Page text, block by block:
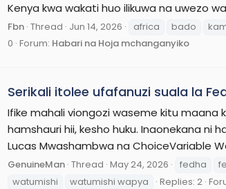
Kenya kwa wakati huo ilikuwa na uwezo
Fbn Thread Jun 14, 2026 africa bado
0 Forum: Habari na Hoja mchanganyiko
Serikali itolee ufafanuzi suala la
Ifike mahali viongozi waseme kitu maana
hamshauri hii, kesho huku. Inaonekana ni
Lucas Mwashambwa na ChoiceVariable
GenuineMan Thread May 24, 2026 fedha
watumishi
watumishi wapya Replies: 2